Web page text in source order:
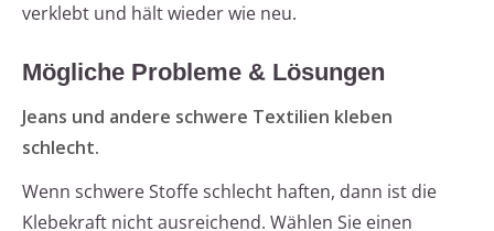
verklebt und hält wieder wie neu.
Mögliche Probleme & Lösungen
Jeans und andere schwere Textilien kleben
schlecht.
Wenn schwere Stoffe schlecht haften, dann ist die
Klebekraft nicht ausreichend. Wählen Sie einen